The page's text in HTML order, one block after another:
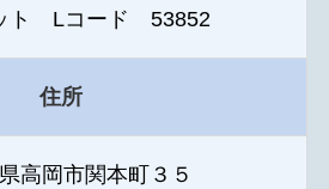
ト Lコード 53852
住所
高岡市関本町３５